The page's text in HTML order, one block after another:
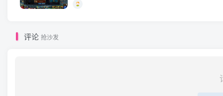
评论 抢沙发